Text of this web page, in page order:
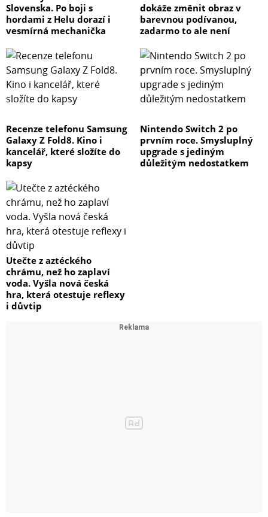
Slovenska. Po boji s
hordami z Helu dorazí i
vesmírná mechanička
dokáže změnit obraz v
barevnou podívanou,
zadarmo to ale není
Recenze telefonu Samsung
Galaxy Z Fold8. Kino i
kancelář, které složíte do
kapsy
Nintendo Switch 2 po
prvním roce. Smysluplný
upgrade s jediným
důležitým nedostatkem
Utečte z aztéckého
chrámu, než ho zaplaví
voda. Vyšla nová česká
hra, která otestuje reflexy
i důvtip